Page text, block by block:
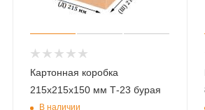
Картонная коробка
215х215х150 мм Т-23 бурая
В наличии